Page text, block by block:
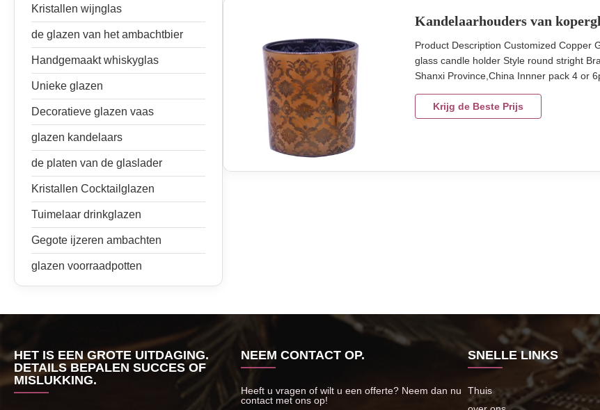
Kristallen wijnglas
de glazen van het ambachtbier
Handgemaakt whiskyglas
Unieke glazen
Decoratieve glazen vaas
glazen kandelaars
de platen van de glaslader
Kristallen Cocktailglazen
Tuimelaar drinkglazen
Gegote ijzeren ambachten
glazen voorraadpotten
Kandelaarhouders van
Product Description Customized Copper
glass candle holder Style round stright
Shanxi Province,China Innner pack 4 or
pattern can do in laser engrave or other
Krijg de Beste Prijs
HET IS EEN GROTE UITDAGING.
DETAILS BEPALEN SUCCES OF
MISLUKKING.
NEEM CONTACT OP.
Heeft u vragen of wilt u een offerte? Neem dan nu
contact met ons op!
SNELLE LINKS
Thuis